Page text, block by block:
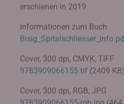
erschienen in 2019
Informationen zum Buch
Cover, 300 dpi, CMYK, TIFF
9783909066155.tif (2409 KB)
Cover, 300 dpi, RGB, JPG